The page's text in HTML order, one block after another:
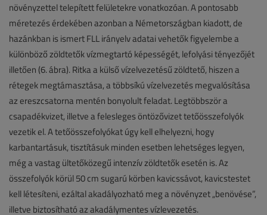
növényzettel telepített felületekre vonatkozóan. A pontosabb
méretezés érdekében azonban a Németországban kiadott, de
hazánkban is ismert FLL irányelv adatai vehetők figyelembe a
különböző zöldtetők vízmegtartó képességét, lefolyási tényezőjét
illetően (6. ábra). Ritka a külső vízelvezetésű zöldtető, hiszen a
rétegek megtámasztása, a többsíkú vízelvezetés megvalósítása
az ereszcsatorna mentén bonyolult feladat. Legtöbbször a
csapadékvizet, illetve a felesleges öntözővizet tetőösszefolyók
vezetik el. A tetőösszefolyókat úgy kell elhelyezni, hogy
karbantartásuk, tisztításuk minden esetben lehetséges legyen,
még a vastag ültetőközegű intenzív zöldtetők esetén is. Az
összefolyók körül 50 cm sugarú körben kavicssávot, kavicstestet
kell létesíteni, ezáltal akadályozható meg a növényzet „benövése”,
illetve biztosítható az akadálymentes vízlevezetés.